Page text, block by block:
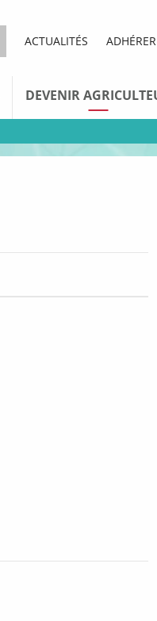
ACTUALITÉS ADHÉRER
DEVENIR